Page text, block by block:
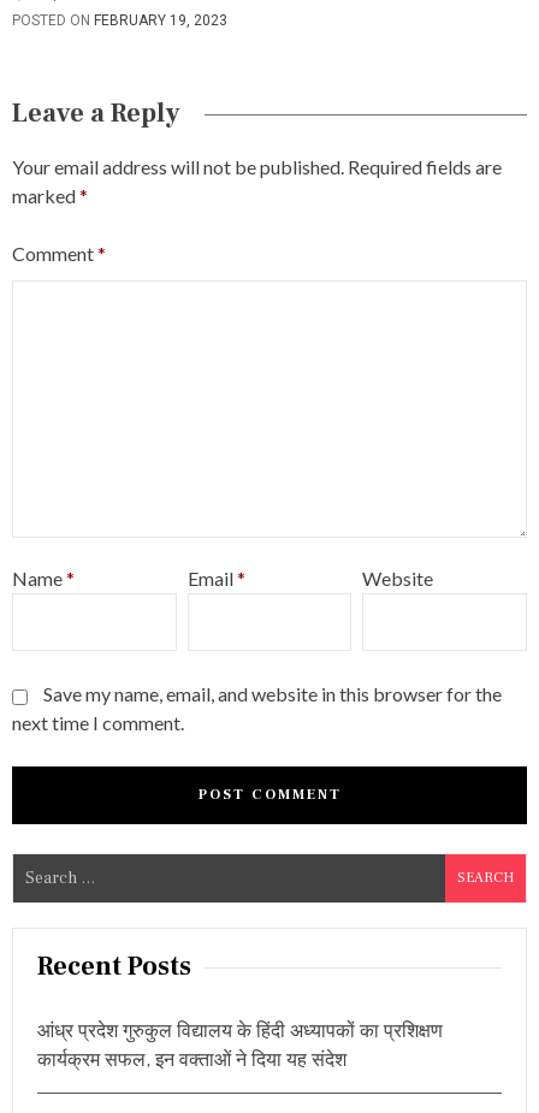
POSTED ON FEBRUARY 19, 2023
Leave a Reply
Your email address will not be published. Required fields are
marked*
Comment*
Name* Email* Website
Save my name, email, and website in this browser for the
next time I comment.
e
a
Recent Posts
आंध्र प्रदेश गुरुकुल विद्यालय के हिंदी अध्यापकों का प्रशिक्षण
कार्यक्रम सफल, इन वक्ताओं ने दिया यह संदेश